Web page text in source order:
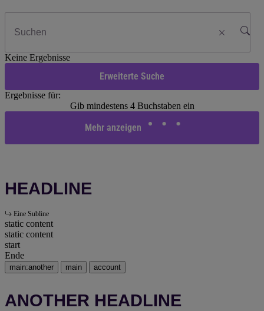
Keine Ergebnisse
Erweiterte Suche
Ergebnisse für:
Gib mindestens 4 Buchstaben ein
Mehr anzeigen
HEADLINE
Eine Subline
static content
static content
start
Ende
main:another main account
ANOTHER HEADLINE